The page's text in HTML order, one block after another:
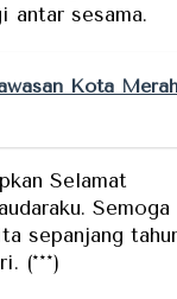
antar sesama.
Kota
Selamat
Semoga
sepanjang
(***)